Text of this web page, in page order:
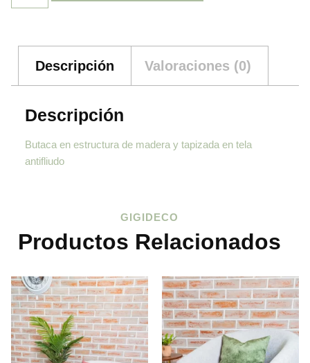
Descripción Valoraciones (0)
Descripción
Butaca en estructura de madera y tapizada en tela
antifliudo
GIGIDECO
Productos Relacionados